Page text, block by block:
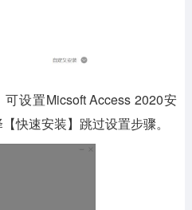
设置Micsoft Access 2020安
快速安装】跳过设置步骤。